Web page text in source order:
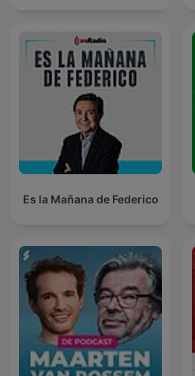
Es la Mañana de Federico